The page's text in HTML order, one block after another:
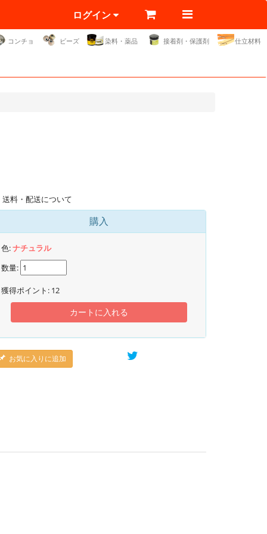
ログイン
コンチョ ビーズ 染料・薬品 接着剤・保護剤 仕立材料
送料・配送について
購入
色:ナチュラル
数量:
獲得ポイント: 12
カートに入れる
お気に入りに追加